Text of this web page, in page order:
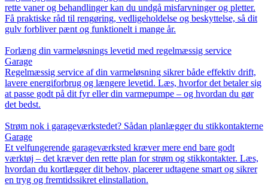
rette vaner og behandlinger kan du undgå misfarvninger og pletter.
Få praktiske råd til rengøring, vedligeholdelse og beskyttelse, så dit
gulv forbliver pænt og funktionelt i mange år.
Forlæng din varmeløsnings levetid med regelmæssig service
Garage
Regelmæssig service af din varmeløsning sikrer både effektiv drift,
lavere energiforbrug og længere levetid. Læs, hvorfor det betaler sig
at passe godt på dit fyr eller din varmepumpe – og hvordan du gør
det bedst.
Strøm nok i garageværkstedet? Sådan planlægger du stikkontakterne
Garage
Et velfungerende garageværksted kræver mere end bare godt
værktøj – det kræver den rette plan for strøm og stikkontakter. Læs,
hvordan du kortlægger dit behov, placerer udtagene smart og sikrer
en tryg og fremtidssikret elinstallation.